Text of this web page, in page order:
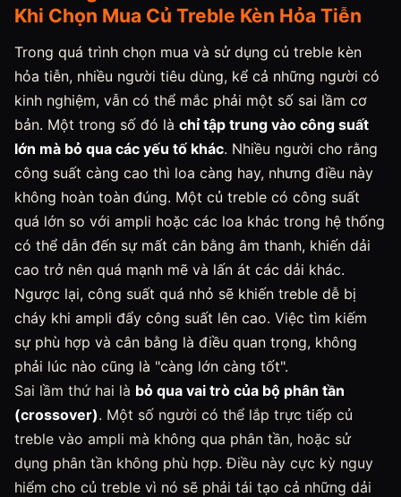
Khi Chọn Mua Củ Treble Kèn Hỏa Tiễn
Trong quá trình chọn mua và sử dụng củ treble kèn
hỏa tiễn, nhiều người tiêu dùng, kể cả những người có
kinh nghiệm, vẫn có thể mắc phải một số sai lầm cơ
bản. Một trong số đó là chỉ tập trung vào công suất
lớn mà bỏ qua các yếu tố khác. Nhiều người cho rằng
công suất càng cao thì loa càng hay, nhưng điều này
không hoàn toàn đúng. Một củ treble có công suất
quá lớn so với ampli hoặc các loa khác trong hệ thống
có thể dẫn đến sự mất cân bằng âm thanh, khiến dải
cao trở nên quá mạnh mẽ và lấn át các dải khác.
Ngược lại, công suất quá nhỏ sẽ khiến treble dễ bị
cháy khi ampli đẩy công suất lên cao. Việc tìm kiếm
sự phù hợp và cân bằng là điều quan trọng, không
phải lúc nào cũng là "càng lớn càng tốt".
Sai lầm thứ hai là bỏ qua vai trò của bộ phân tần
(crossover). Một số người có thể lắp trực tiếp củ
treble vào ampli mà không qua phân tần, hoặc sử
dụng phân tần không phù hợp. Điều này cực kỳ nguy
hiểm cho củ treble vì nó sẽ phải tái tạo cả những dải